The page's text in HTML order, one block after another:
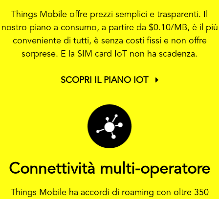
Things Mobile offre prezzi semplici e trasparenti. Il
nostro piano a consumo, a partire da $0.10/MB, è il più
conveniente di tutti, è senza costi fissi e non offre
sorprese. E la SIM card IoT non ha scadenza.
SCOPRI IL PIANO IOT
Connettività multi-operatore
Things Mobile ha accordi di roaming con oltre 350